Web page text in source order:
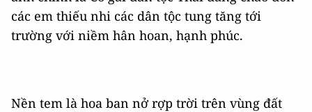
các em thiếu nhi các dân tộc tung tăng tới
trường với niềm hân hoan, hạnh phúc.
Nền tem là hoa ban nở rợp trời trên vùng đất